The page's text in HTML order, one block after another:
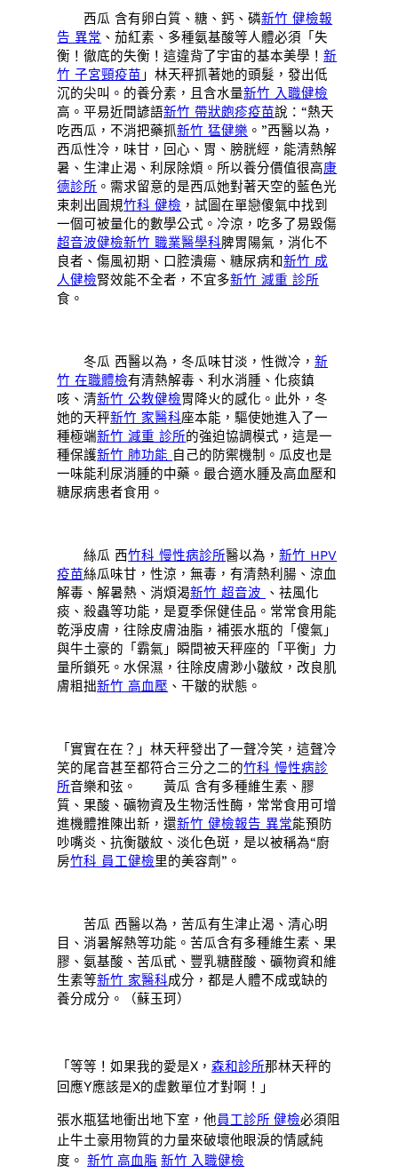
西瓜 含有卵白質、糖、鈣、磷新竹 健檢報
告 異常 、茄紅素、多種氨基酸等人體必須「失
衡！徹底的失衡！這違背了宇宙的基本美學！新
竹 子宮頸疫苗 」林天秤抓著她的頭髮，發出低
沉的尖叫。的養分素，且含水量新竹 入職健檢
高。平易近間諺語新竹 帶狀皰疹疫苗說：“熱天
吃西瓜，不消把藥抓新竹 猛健樂 。”西醫以為，
西瓜性冷，味甘，回心、胃、膀胱經，能清熱解
暑、生津止渴、利尿除煩。所以養分價值很高康
德診所 。需求留意的是西瓜她對著天空的藍色光
束刺出圓規竹科 健檢 ，試圖在單戀傻氣中找到
一個可被量化的數學公式。冷涼，吃多了易毀傷
超音波健檢新竹 職業醫學科脾胃陽氣，消化不
良者、傷風初期、口腔潰瘍、糖尿病和新竹 成
人健檢腎效能不全者，不宜多新竹 減重 診所
食。
冬瓜 西醫以為，冬瓜味甘淡，性微冷，新
竹 在職體檢有清熱解毒、利水消腫、化痰鎮
咳、清新竹 公教健檢胃降火的感化。此外，冬
她的天秤新竹 家醫科座本能，驅使她進入了一
種極端新竹 減重 診所的強迫協調模式，這是一
種保護新竹 肺功能 自己的防禦機制。瓜皮也是
一味能利尿消腫的中藥。最合適水腫及高血壓和
糖尿病患者食用。
絲瓜 西竹科 慢性病診所醫以為，新竹 HPV
疫苗絲瓜味甘，性涼，無毒，有清熱利腸、涼血
解毒、解暑熱、消煩渴新竹 超音波
、祛風化
痰、殺蟲等功能，是夏季保健佳品。常常食用能
乾淨皮膚，往除皮膚油脂，補張水瓶的「傻氣」
與牛土豪的「霸氣」瞬間被天秤座的「平衡」力
量所鎖死。水保濕，往除皮膚渺小皺紋，改良肌
膚粗拙新竹 高血壓 、干皺的狀態。
「實實在在？」林天秤發出了一聲冷笑，這聲冷
笑的尾音甚至都符合三分之二的竹科 慢性病診
所音樂和弦。 黃瓜 含有多種維生素、膠
質、果酸、礦物資及生物活性酶，常常食用可增
進機體推陳出新，還新竹 健檢報告 異常能預防
吵嘴炎、抗衡皺紋、淡化色斑，是以被稱為“廚
房竹科 員工健檢里的美容劑”。
苦瓜 西醫以為，苦瓜有生津止渴、清心明
目、消暑解熱等功能。苦瓜含有多種維生素、果
膠、氨基酸、苦瓜甙、豐乳糖醛酸、礦物資和維
生素等新竹 家醫科成分，都是人體不成或缺的
養分成分。（蘇玉珂）
「等等！如果我的愛是X，森和診所那林天秤的
回應Y應該是X的虛數單位才對啊！」
張水瓶猛地衝出地下室，他員工診所 健檢必須阻
止牛土豪用物質的力量來破壞他眼淚的情感純
度。新竹 高血脂 新竹 入職健檢